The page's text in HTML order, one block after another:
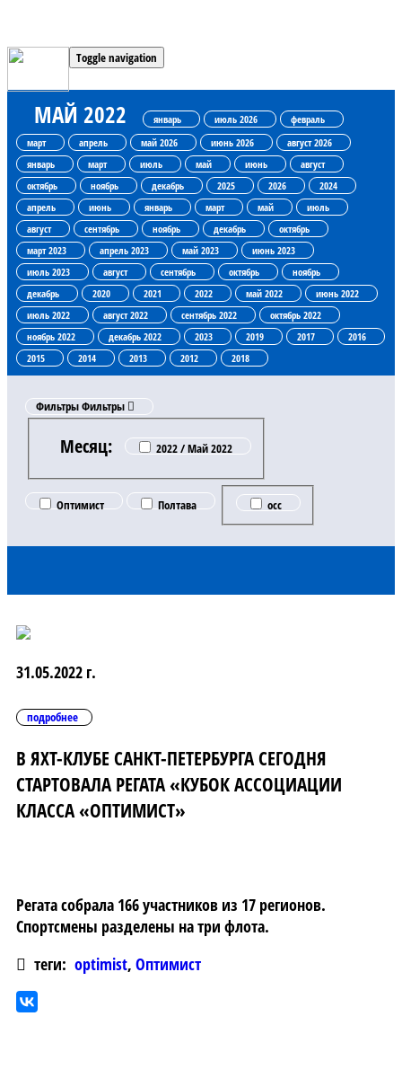
Toggle navigation
МАЙ 2022 январь июль 2026
февраль
март
апрель май 2026 июнь 2026
август 2026
январь
март июль май июнь
август
октябрь
ноябрь декабрь 2025 2026
2024
апрель
июнь январь март май
июль
август
сентябрь ноябрь декабрь
октябрь
март 2023
апрель 2023 май 2023
июнь 2023
июль 2023
август сентябрь октябрь
ноябрь
декабрь
2020 2021 2022 май 2022
июнь 2022
июль 2022
август 2022 сентябрь 2022
октябрь 2022
ноябрь 2022
декабрь 2022 2023 2019 2017
2016
2015
2014 2013 2012 2018
ФильтрыФильтры
Месяц: 2022 / Май 2022
Оптимист Полтава occ
31.05.2022 г.
подробнее
В ЯХТ-КЛУБЕ САНКТ-ПЕТЕРБУРГА СЕГОДНЯ
СТАРТОВАЛА РЕГАТА «КУБОК АССОЦИАЦИИ
КЛАССА «ОПТИМИСТ»
Регата собрала 166 участников из 17 регионов.
Спортсмены разделены на три флота.
теги: optimist, Оптимист